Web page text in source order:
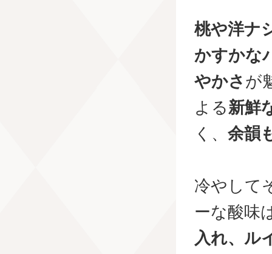
桃や洋ナ
かすかな
やかさが
よる新鮮
く、 余韻
冷やして
ーな酸味
入れ、ル